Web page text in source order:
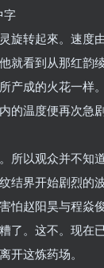
字
旋转起來。速度
就看到从那红韵
产成的火花一样
的温度便再次急
所以观众并不知
结界开始剧烈的
怕赵阳昊与程焱
了。这不。现在
开这炼药场。